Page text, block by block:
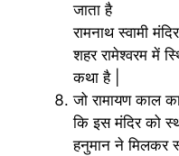
जाता है
रामनाथ स्वामी
शहर रामेश्वरम में
कथा है |
जो रामायण काल
कि इस मंदिर को
हनुमान ने मिलकर